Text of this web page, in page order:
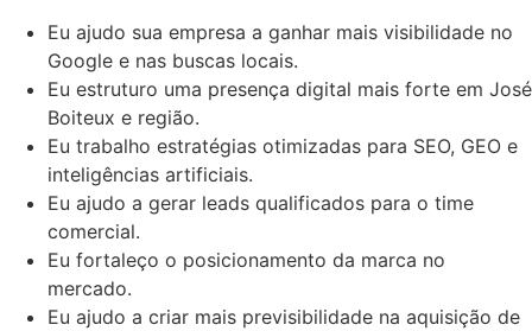
Eu ajudo sua empresa a ganhar mais visibilidade no
Google e nas buscas locais.
Eu estruturo uma presença digital mais forte em José
Boiteux e região.
Eu trabalho estratégias otimizadas para SEO, GEO e
inteligências artificiais.
Eu ajudo a gerar leads qualificados para o time
comercial.
Eu fortaleço o posicionamento da marca no
mercado.
Eu ajudo a criar mais previsibilidade na aquisição de